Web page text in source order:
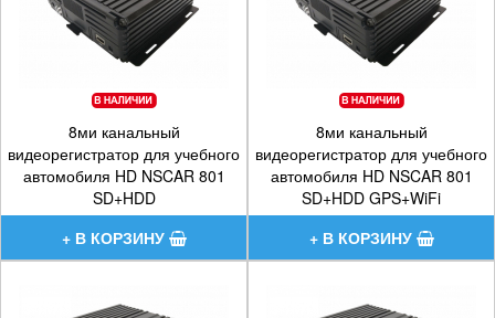
8ми канальный
видеорегистратор для учебного
автомобиля HD NSCAR 801
SD+HDD
15800 р.
8ми канальный
видеорегистратор для учебного
автомобиля HD NSCAR 801
SD+HDD GPS+WiFi
22400 р.